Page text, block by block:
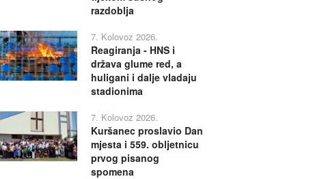
razdoblja
7. Kolovoz 2026.
Reagiranja - HNS i
država glume red, a
huligani i dalje vladaju
stadionima
7. Kolovoz 2026.
Kuršanec proslavio Dan
mjesta i 559. obljetnicu
prvog pisanog
spomena